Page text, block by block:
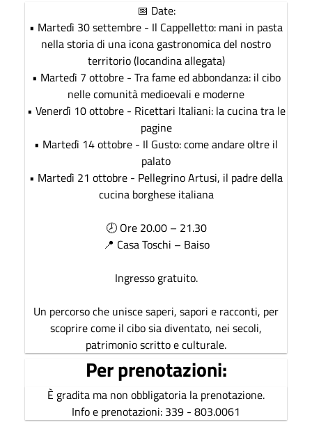
📅 Date:
• Martedì 30 settembre - Il Cappelletto: mani in pasta
nella storia di una icona gastronomica del nostro
territorio (locandina allegata)
• Martedì 7 ottobre - Tra fame ed abbondanza: il cibo
nelle comunità medioevali e moderne
• Venerdì 10 ottobre - Ricettari Italiani: la cucina tra le
pagine
• Martedì 14 ottobre - Il Gusto: come andare oltre il
palato
• Martedì 21 ottobre - Pellegrino Artusi, il padre della
cucina borghese italiana
🕗 Ore 20.00 – 21.30
📍 Casa Toschi – Baiso
Ingresso gratuito.
Un percorso che unisce saperi, sapori e racconti, per
scoprire come il cibo sia diventato, nei secoli,
patrimonio scritto e culturale.
Per prenotazioni:
È gradita ma non obbligatoria la prenotazione.
Info e prenotazioni: 339 - 803.0061